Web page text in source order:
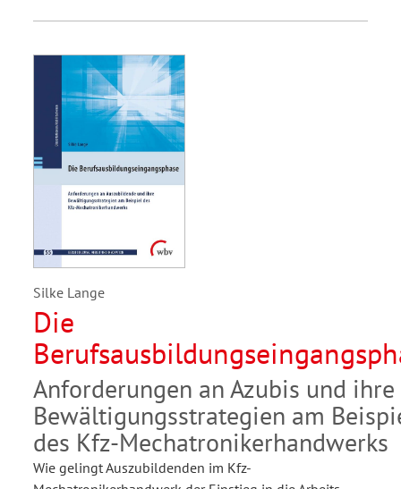
Silke Lange
Die
Anforderungen an Azubis und ihre
Bewältigungsstrategien am
des Kfz-Mechatronikerhandwerks
Wie gelingt Auszubildenden im Kfz-